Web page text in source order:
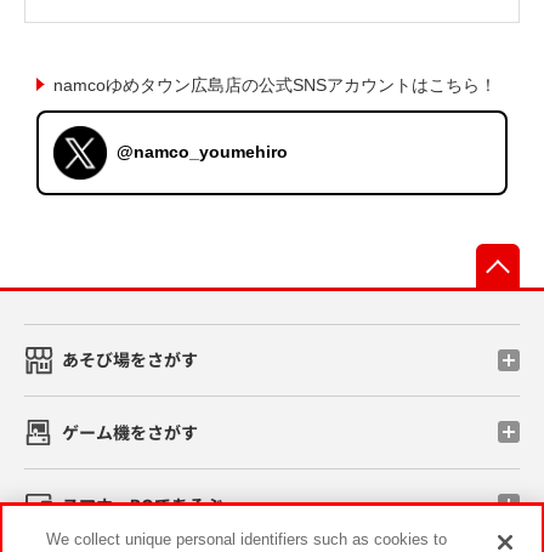
namcoゆめタウン広島店の公式SNSアカウントはこちら！
@namco_youmehiro
あそび場をさがす
ゲーム機をさがす
スマホ・PCであそぶ
We collect unique personal identifiers such as cookies to